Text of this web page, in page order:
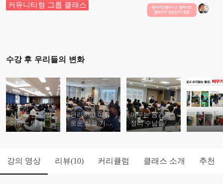
커뮤니티형 그룹 클래스
수강 후 우리들의 변화
시간과 돈을 벌
어주는 딱 쉬운,
김주현의 행복
편리하고 여유
로운 삶을 기대
하는 마음으로
머무는 공간의
정리 수납을 통
해 빛나는 삶을
강의 영상 리뷰(10) 커리큘럼 클래스 소개 추천